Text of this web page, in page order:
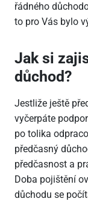
řádného
to pro Vás bylo
Jak si
důchod?
Jestliže ještě
vyčerpáte
po tolika
předčasný
předčasnost a
Doba pojištění
důchodu se